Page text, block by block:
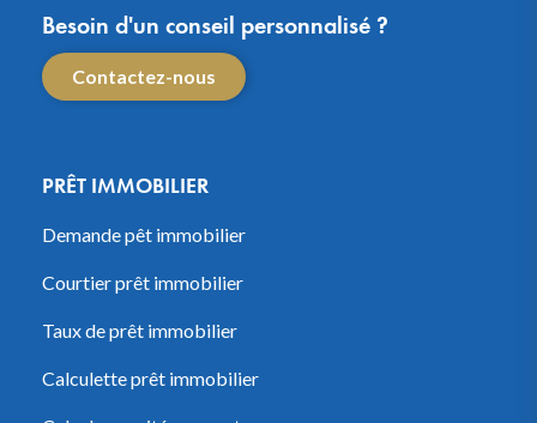
Besoin d'un conseil personnalisé ?
Contactez-nous
PRÊT IMMOBILIER
Demande pêt immobilier
Courtier prêt immobilier
Taux de prêt immobilier
Calculette prêt immobilier